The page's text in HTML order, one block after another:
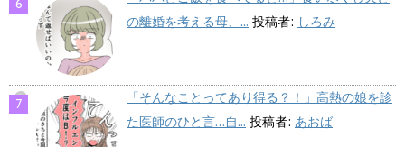
の離婚を考える母、... 投稿者: しろみ
「そんなことってあり得る？！」高熱の娘を診
た医師のひと言…自... 投稿者: あおば